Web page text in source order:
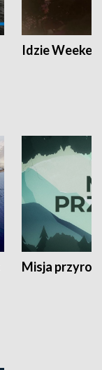
Idzie
Misja